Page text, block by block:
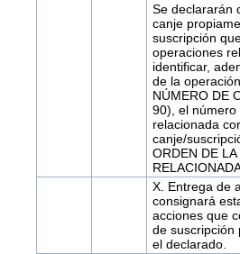
Se declararán
canje
suscripción
operaciones
identificar,
de la
NÚMERO DE
90), el número
relacionada
canje/
ORDEN DE
X. Entrega de
consignará
acciones que
de suscripción
el declarado.